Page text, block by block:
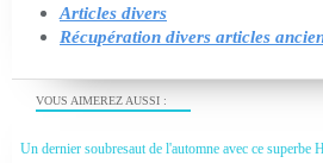
VOUS AIMEREZ AUSSI :
Un dernier soubresaut de l'automne avec ce
Articles divers
Récupération divers articles